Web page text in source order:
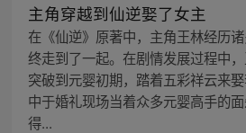
主角穿越到仙逆娶了女主
在《仙逆》原著中，主角王林经历
终走到了一起。在剧情发展过程中
突破到元婴初期，踏着五彩祥云来
中于婚礼现场当着众多元婴高手的
得...